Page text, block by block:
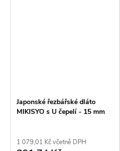
Japonské řezbářské dláto
MIKISYO s U čepelí - 15 mm
1 079,01 Kč včetně DPH